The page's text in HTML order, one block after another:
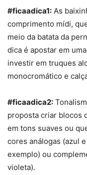
#ficaadica1: As
comprimento mídi,
meio da batata da
dica é apostar em
investir em truques
monocromático e
#ficaadica2:
proposta criar blocos
em tons suaves ou
cores análogas (azul
exemplo) ou
violeta).